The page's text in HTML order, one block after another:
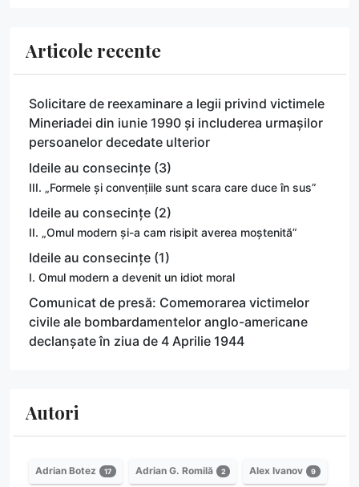
Articole recente
Solicitare de reexaminare a legii privind victimele
Mineriadei din iunie 1990 și includerea urmașilor
persoanelor decedate ulterior
Ideile au consecințe (3)
III. „Formele și convențiile sunt scara care duce în sus”
Ideile au consecințe (2)
II. „Omul modern și-a cam risipit averea moștenită”
Ideile au consecințe (1)
I. Omul modern a devenit un idiot moral
Comunicat de presă: Comemorarea victimelor
civile ale bombardamentelor anglo-americane
declanșate în ziua de 4 Aprilie 1944
Autori
Adrian Botez 17 Adrian G. Romilă 2 Alex Ivanov 9